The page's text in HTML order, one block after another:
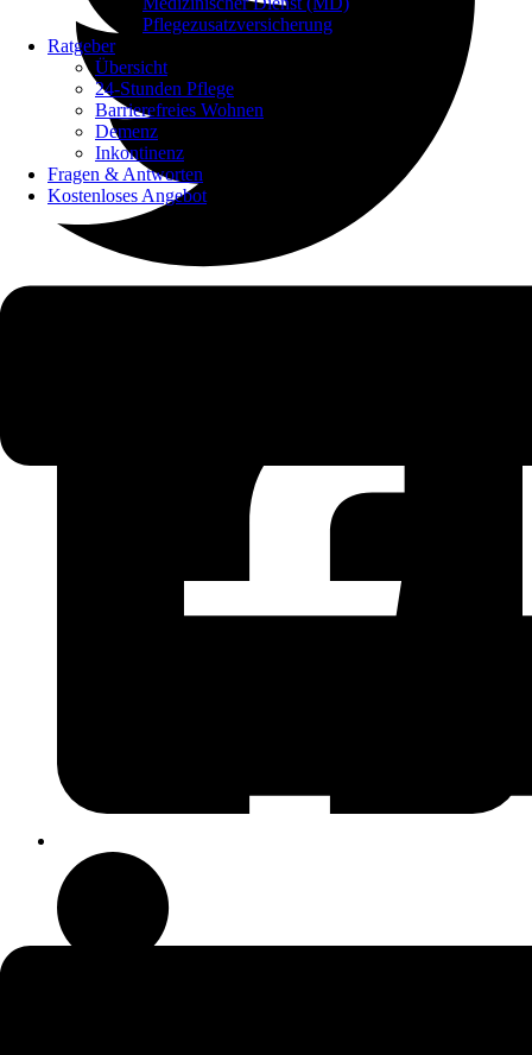
Pflegezusatzversicherung
Ratgeber
Übersicht
24-Stunden Pflege
Barrierefreies Wohnen
Demenz
Inkontinenz
Fragen & Antworten
Kostenloses Angebot